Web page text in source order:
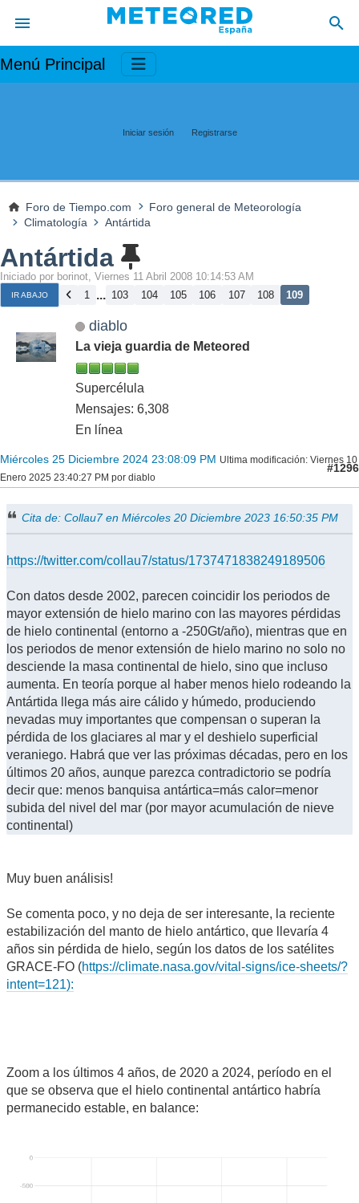
Menú Principal
Iniciar sesión Registrarse
Foro de Tiempo.com
Foro general de Meteorología
Climatología
Antártida
Antártida
Iniciado por borinot, Viernes 11 Abril 2008 10:14:53 AM
IR ABAJO 1 ... 103 104 105 106 107 108 109
diablo
La vieja guardia de Meteored
Supercélula
Mensajes: 6,308
En línea
Miércoles 25 Diciembre 2024 23:08:09 PM Ultima modificación: Viernes 10
Enero 2025 23:40:27 PM por diablo
#1296
Cita de: Collau7 en Miércoles 20 Diciembre 2023 16:50:35 PM
https://twitter.com/collau7/status/1737471838249189506
Con datos desde 2002, parecen coincidir los periodos de
mayor extensión de hielo marino con las mayores pérdidas
de hielo continental (entorno a -250Gt/año), mientras que en
los periodos de menor extensión de hielo marino no solo no
desciende la masa continental de hielo, sino que incluso
aumenta. En teoría porque al haber menos hielo rodeando la
Antártida llega más aire cálido y húmedo, produciendo
nevadas muy importantes que compensan o superan la
pérdida de los glaciares al mar y el deshielo superficial
veraniego. Habrá que ver las próximas décadas, pero en los
últimos 20 años, aunque parezca contradictorio se podría
decir que: menos banquisa antártica=más calor=menor
subida del nivel del mar (por mayor acumulación de nieve
continental)
Muy buen análisis!
Se comenta poco, y no deja de ser interesante, la reciente
estabilización del manto de hielo antártico, que llevaría 4
años sin pérdida de hielo, según los datos de los satélites
GRACE-FO (https://climate.nasa.gov/vital-signs/ice-sheets/?
intent=121):
Zoom a los últimos 4 años, de 2020 a 2024, período en el
que se observa que el hielo continental antártico habría
permanecido estable, en balance: